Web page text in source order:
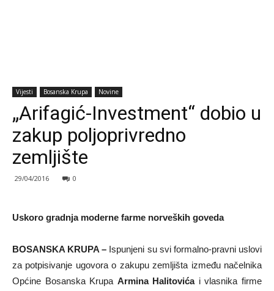
Vijesti Bosanska Krupa Novine
„Arifagić-Investment“ dobio u
zakup poljoprivredno
zemljište
29/04/2016 0
Uskoro gradnja moderne farme norveških goveda
BOSANSKA KRUPA – Ispunjeni su svi formalno-pravni uslovi
za potpisivanje ugovora o zakupu zemljišta između načelnika
Općine Bosanska Krupa Armina Halitovićai vlasnika firme